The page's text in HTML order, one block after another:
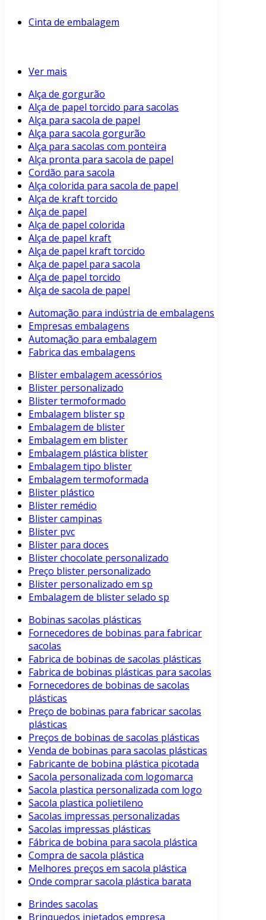
Cinta de embalagem
Ver mais
Alça de gorgurão
Alça de papel torcido para sacolas
Alça para sacola de papel
Alça para sacola gorgurão
Alça para sacolas com ponteira
Alça pronta para sacola de papel
Cordão para sacola
Alça colorida para sacola de papel
Alça de kraft torcido
Alça de papel
Alça de papel colorida
Alça de papel kraft
Alça de papel kraft torcido
Alça de papel para sacola
Alça de papel torcido
Alça de sacola de papel
Automação para indústria de embalagens
Empresas embalagens
Automação para embalagem
Fabrica das embalagens
Blister embalagem acessórios
Blister personalizado
Blister termoformado
Embalagem blister sp
Embalagem de blister
Embalagem em blister
Embalagem plástica blister
Embalagem tipo blister
Embalagem termoformada
Blister plástico
Blister remédio
Blister campinas
Blister pvc
Blister para doces
Blister chocolate personalizado
Preço blister personalizado
Blister personalizado em sp
Embalagem de blister selado sp
Bobinas sacolas plásticas
Fornecedores de bobinas para fabricar
sacolas
Fabrica de bobinas de sacolas plásticas
Fabrica de bobinas plásticas para sacolas
Fornecedores de bobinas de sacolas
plásticas
Preço de bobinas para fabricar sacolas
plásticas
Preços de bobinas de sacolas plásticas
Venda de bobinas para sacolas plásticas
Fabricante de bobina plástica picotada
Sacola personalizada com logomarca
Sacola plastica personalizada com logo
Sacola plastica polietileno
Sacolas impressas personalizadas
Sacolas impressas plásticas
Fábrica de bobina para sacola plástica
Compra de sacola plástica
Melhores preços em sacola plástica
Onde comprar sacola plástica barata
Brindes sacolas
Brinquedos injetados empresa